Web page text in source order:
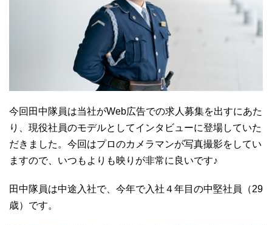
今回田中隊員は当社がWeb広告での求人募集を出すにあた
り、現役社員のモデルとしてインタビューに登場していた
だきました。今回はプロのカメラマンが写真撮影をしてい
ますので、いつもよりも映りが非常に良いです♪
田中隊員は中途入社で、今年で入社４年目の中堅社員（29
歳）です。